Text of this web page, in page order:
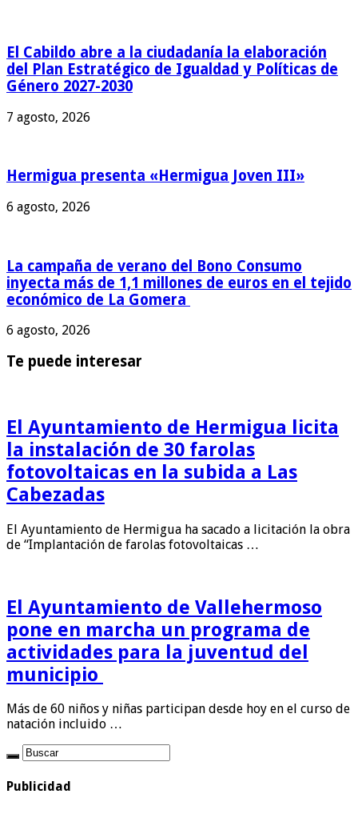
El Cabildo abre a la ciudadanía la elaboración
del Plan Estratégico de Igualdad y Políticas de
Género 2027-2030
7 agosto, 2026
Hermigua presenta «Hermigua Joven III»
6 agosto, 2026
La campaña de verano del Bono Consumo
inyecta más de 1,1 millones de euros en el tejido
económico de La Gomera
6 agosto, 2026
Te puede interesar
El Ayuntamiento de Hermigua licita
la instalación de 30 farolas
fotovoltaicas en la subida a Las
Cabezadas
El Ayuntamiento de Hermigua ha sacado a licitación la obra
de “Implantación de farolas fotovoltaicas …
El Ayuntamiento de Vallehermoso
pone en marcha un programa de
actividades para la juventud del
municipio
Más de 60 niños y niñas participan desde hoy en el curso de
natación incluido …
Publicidad